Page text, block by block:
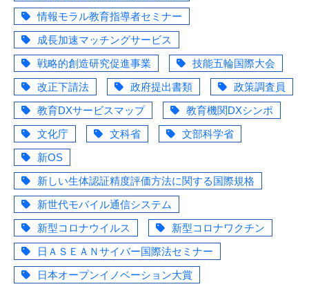
情報モラル教育指導者セミナー
成長加速マッチングサービス
戦略的創造研究促進事業
技能五輪国際大会
改正下請法
政府提出書類
政策調査員
教育DXサービスマップ
教育機関DXシンポ
文化庁
文科省
文部科学省
新OS
新しい生体認証精度評価方法に関する国際規格
新世代モバイル通信システム
新型コロナウイルス
新型コロナワクチン
日ＡＳＥＡＮサイバー国際法セミナー
日本オープンイノベーション大賞